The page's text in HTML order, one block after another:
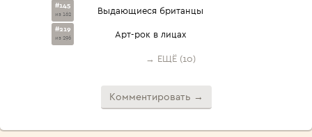
#145
из 162 Выдающиеся британцы
#219
из 296 Арт-рок в лицах
→ ЕЩЁ (10)
Комментировать →